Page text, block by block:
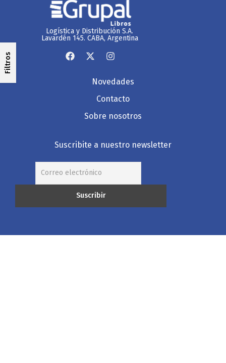
Filtros
Logística y Distribución S.A.
Lavardén 145. CABA, Argentina
Novedades
Contacto
Sobre nosotros
Suscribite a nuestro newsletter